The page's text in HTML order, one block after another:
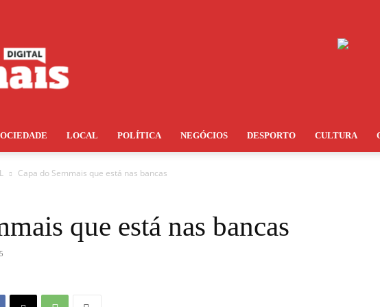
LOCAL POLÍTICA NEGÓCIOS DESPORTO CULTURA
Capa do Semmais que está nas bancas
que está nas bancas